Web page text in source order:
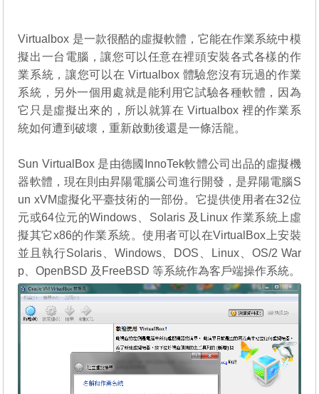
Virtualbox 是一款很酷的虛擬軟體，它能在作業系統中模
擬出一台電腦，讓您可以任意在裡頭安裝各式各樣的作
業系統，讓您可以在 Virtualbox 體驗您沒有玩過的作業
系統，另外一個用處就是能利用它試驗各種軟體，因為
它只是虛擬出來的，所以就算在 Virtualbox 裡的作業系
統如何遭到破壞，重新啟動後還是一條活龍。
Sun VirtualBox 是由德國InnoTek軟體公司出品的虛擬機
器軟體，現在則由昇陽電腦公司進行開發，是昇陽電腦S
un xVM虛擬化平臺技術的一部份。它提供使用者在32位
元或64位元的Windows、Solaris 及Linux 作業系統上虛
擬其它x86的作業系統。使用者可以在VirtualBox上安裝
並且執行Solaris、Windows、DOS、Linux、OS/2 War
p、OpenBSD 及FreeBSD 等系統作為客戶端操作系統。